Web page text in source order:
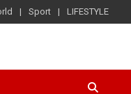
Sport LIFESTYLE